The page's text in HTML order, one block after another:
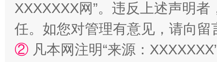
XXXXXXX网”。违反上述声明
任。如您对管理有意见，请向
② 凡本网注明“来源：